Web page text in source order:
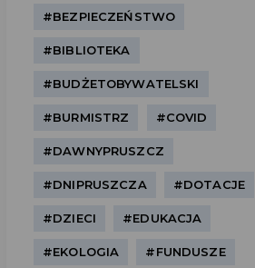
#BEZPIECZEŃSTWO
#BIBLIOTEKA
#BUDŻETOBYWATELSKI
#BURMISTRZ #COVID
#DAWNYPRUSZCZ
#DNIPRUSZCZA #DOTACJE
#DZIECI #EDUKACJA
#EKOLOGIA #FUNDUSZE